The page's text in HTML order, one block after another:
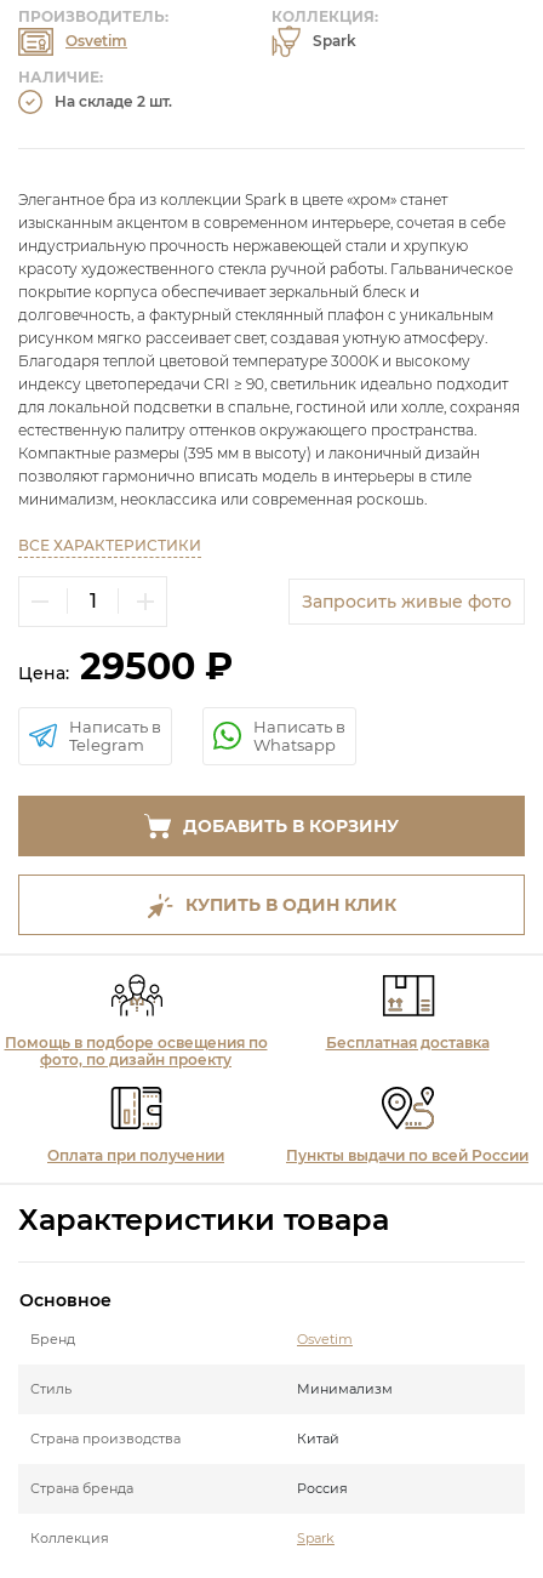
НАЛИЧИЕ:
На складе 2 шт.
КОЛЛЕКЦИЯ:
Spark
ПРОИЗВОДИТЕЛЬ:
Osvetim
Элегантное бра из коллекции Spark в цвете «хром» станет
изысканным акцентом в современном интерьере, сочетая в себе
индустриальную прочность нержавеющей стали и хрупкую
красоту художественного стекла ручной работы. Гальваническое
покрытие корпуса обеспечивает зеркальный блеск и
долговечность, а фактурный стеклянный плафон с уникальным
рисунком мягко рассеивает свет, создавая уютную атмосферу.
Благодаря теплой цветовой температуре 3000K и высокому
индексу цветопередачи CRI ≥ 90, светильник идеально подходит
для локальной подсветки в спальне, гостиной или холле, сохраняя
естественную палитру оттенков окружающего пространства.
Компактные размеры (395 мм в высоту) и лаконичный дизайн
позволяют гармонично вписать модель в интерьеры в стиле
минимализм, неоклассика или современная роскошь.
ВСЕ ХАРАКТЕРИСТИКИ
Запросить живые фото
Цена: 29500 ₽
Написать в
Telegram
Написать в
Whatsapp
ДОБАВИТЬ В КОРЗИНУ
КУПИТЬ В ОДИН КЛИК
Помощь в подборе освещения по
фото, по дизайн проекту
Бесплатная доставка
Оплата при получении Пункты выдачи по всей России
Характеристики товара
Основное
Бренд Osvetim
Стиль Минимализм
Страна производства Китай
Страна бренда Россия
Коллекция Spark